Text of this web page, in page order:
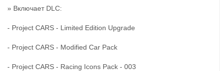
» Включает DLC:
- Project CARS - Limited Edition Upgrade
- Project CARS - Modified Car Pack
- Project CARS - Racing Icons Pack - 003